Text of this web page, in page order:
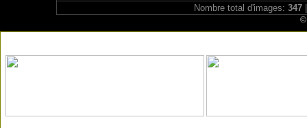
Nombre total d'images: 347|
©